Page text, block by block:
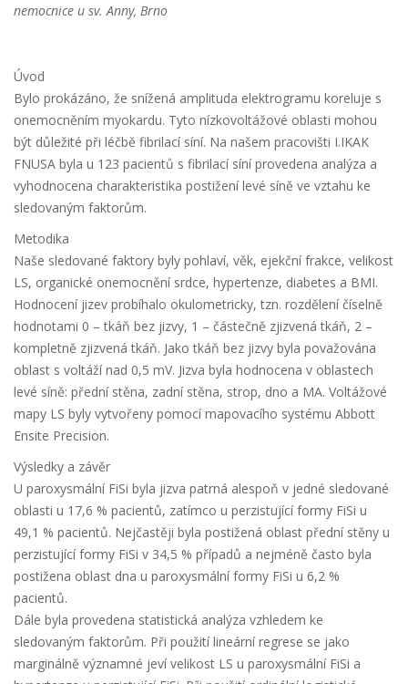
nemocnice u sv. Anny, Brno
Úvod
Bylo prokázáno, že snížená amplituda elektrogramu koreluje s
onemocněním myokardu. Tyto nízkovoltážové oblasti mohou
být důležité při léčbě fibrilací síní. Na našem pracovišti I.IKAK
FNUSA byla u 123 pacientů s fibrilací síní provedena analýza a
vyhodnocena charakteristika postižení levé síně ve vztahu ke
sledovaným faktorům.
Metodika
Naše sledované faktory byly pohlaví, věk, ejekční frakce, velikost
LS, organické onemocnění srdce, hypertenze, diabetes a BMI.
Hodnocení jizev probíhalo okulometricky, tzn. rozdělení číselně
hodnotami 0 – tkáň bez jizvy, 1 – částečně zjizvená tkáň, 2 –
kompletně zjizvená tkáň. Jako tkáň bez jizvy byla považována
oblast s voltáží nad 0,5 mV. Jizva byla hodnocena v oblastech
levé síně: přední stěna, zadní stěna, strop, dno a MA. Voltážové
mapy LS byly vytvořeny pomocí mapovacího systému Abbott
Ensite Precision.
Výsledky a závěr
U paroxysmální FiSi byla jizva patrná alespoň v jedné sledované
oblasti u 17,6 % pacientů, zatímco u perzistující formy FiSi u
49,1 % pacientů. Nejčastěji byla postižená oblast přední stěny u
perzistující formy FiSi v 34,5 % případů a nejméně často byla
postižena oblast dna u paroxysmální formy FiSi u 6,2 %
pacientů.
Dále byla provedena statistická analýza vzhledem ke
sledovaným faktorům. Při použití lineární regrese se jako
marginálně významné jeví velikost LS u paroxysmální FiSi a